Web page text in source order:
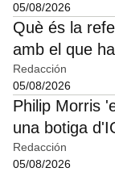
05/08/2026
Què és la
amb el que
Redacción
05/08/2026
Philip Morris
una botiga
Redacción
05/08/2026